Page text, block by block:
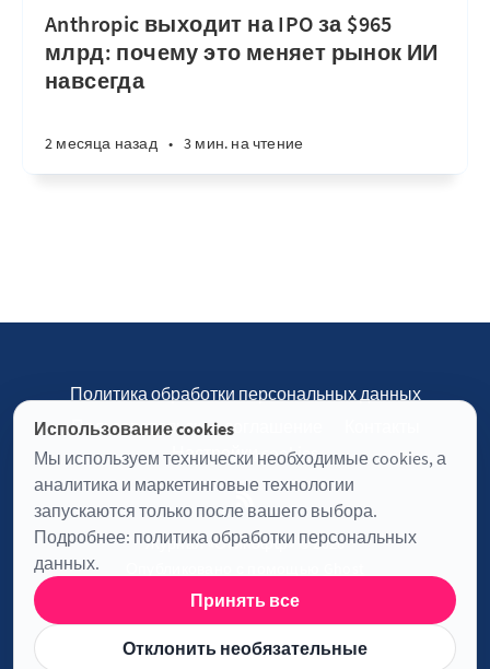
Anthropic выходит на IPO за $965
млрд: почему это меняет рынок ИИ
навсегда
2 месяца назад • 3 мин. на чтение
Использование cookies
Мы используем технически необходимые cookies, а
аналитика и маркетинговые технологии
запускаются только после вашего выбора.
Подробнее: политика обработки персональных
данных.
Принять все
Отклонить необязательные
Политика обработки персональных данных
Пользовательское соглашение
Настройки cookies
Журнал «Отинофф» © 2026
Информация о лицензии JavaScript